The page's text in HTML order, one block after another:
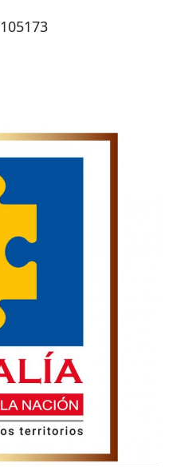
105173